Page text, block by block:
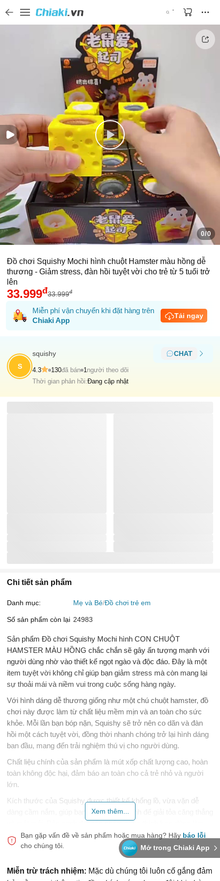
0/0
Mở trong Chiaki App
Đồ chơi Squishy Mochi hình chuột Hamster màu hồng dễ
thương - Giảm stress, đàn hồi tuyệt vời cho trẻ từ 5 tuổi trở
lên
33.999đ33.999đ
Miễn phí vận chuyển khi đặt hàng trên
Chiaki App
Tải ngay
S
squishy CHAT
4.3 130đã bán 1 người theo dõi
Thời gian phản hồi:Đang cập nhật
Chi tiết sản phẩm
Danh mục: Mẹ và Bé Đồ chơi trẻ em
Số sản phẩm còn lại 24983
Sản phẩm Đồ chơi Squishy Mochi hình CON CHUỘT
HAMSTER MÀU HỒNG chắc chắn sẽ gây ấn tượng mạnh với
người dùng nhờ vào thiết kế ngọt ngào và độc đáo. Đây là một
item tuyệt vời không chỉ giúp bạn giảm stress mà còn mang lại
sự thoải mái và niềm vui trong cuộc sống hàng ngày.
Với hình dáng dễ thương giống như một chú chuột hamster, đồ
chơi này được làm từ chất liệu mềm mịn và an toàn cho sức
khỏe. Mỗi lần bạn bóp nặn, Squishy sẽ trở nên co dãn và đàn
hồi một cách tuyệt vời, đồng thời nhanh chóng trở lại hình dáng
ban đầu, mang đến trải nghiệm thú vị cho người dùng.
Chất liệu chính của sản phẩm là mút xốp chất lượng cao, hoàn
toàn không độc hại, đảm báo an toàn cho cả trẻ nhỏ và người
lớn.
Kích thước của Squishy được thiết kế khổng lồ, vừa vặn dễ
dàng cầm nắm, giúp bạn có thể bóp mạnh để giải tỏa căng thẳng
quà tặng ý nghĩa cho bạn bè và người thân trong những dịp đặc
biệt. Bạn có thể trang trí bàn làm việc hoặc phòng ngủ bằng món
đồ chơi này, làm nổi bật thêm không gian sống của mình.
Squishy được biết đến như là một món đồ chơi thú vị trong các
Xem thêm...
Bạn gặp vấn đề về sản phẩm hoặc mua hàng? Hãy báo lỗi
cho chúng tôi.
Miễn trừ trách nhiệm: Mặc dù chúng tôi luôn cố gắng đảm